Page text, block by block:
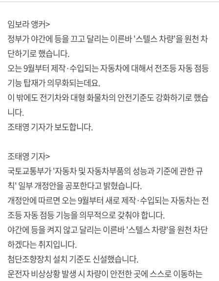
임보라 앵커>
정부가 야간에 등을 끄고 달리는 이른바 '스텔스 차량'을 원천 차
단하기로 했습니다.
오는 9월부터 제작·수입되는 자동차에 대해서 전조등 자동 점등
기능 탑재가 의무화되는데요.
이 밖에도 전기차와 대형 화물차의 안전기준도 강화하기로 했습
니다.
조태영 기자가 보도합니다.
조태영 기자>
국토교통부가 '자동차 및 자동차부품의 성능과 기준에 관한 규
칙' 일부 개정안을 공포한다고 밝혔습니다.
개정안에 따르면 오는 9월부터 새로 제작·수입되는 자동차는 전
조등 자동 점등 기능을 의무적으로 갖춰야 합니다.
야간에 등을 켜지 않고 달리는 이른바 '스텔스 차량'을 원천 차단
하겠다는 취지입니다.
첨단조향장치 설치 기준도 신설했습니다.
운전자 비상상황 발생 시 차량이 안전한 곳에 스스로 이동하는